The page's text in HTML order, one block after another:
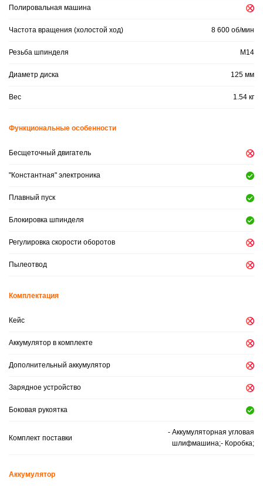
Полировальная машина
Частота вращения (холостой ход) 8 600 об/мин
Резьба шпинделя M14
Диаметр диска 125 мм
Вес 1.54 кг
Функциональные особенности
Бесщеточный двигатель
"Константная" электроника
Плавный пуск
Блокировка шпинделя
Регулировка скорости оборотов
Пылеотвод
Комплектация
Кейс
Аккумулятор в комплекте
Дополнительный аккумулятор
Зарядное устройство
Боковая рукоятка
Комплект поставки
- Аккумуляторная угловая
шлифмашина;- Коробка;
Аккумулятор